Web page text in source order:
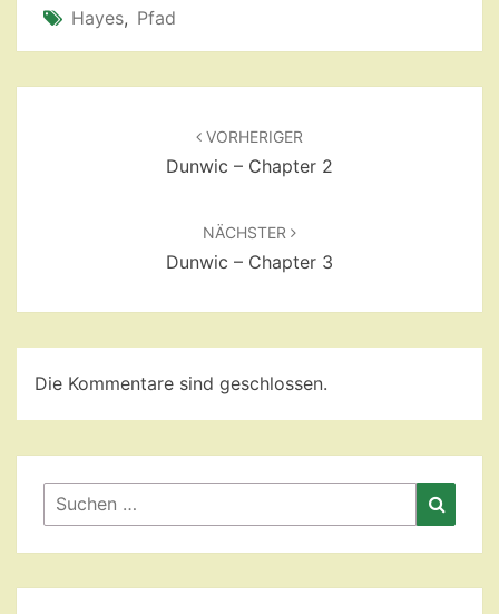
Hayes, Pfad
VORHERIGER
Dunwic – Chapter 2
NÄCHSTER
Dunwic – Chapter 3
Die Kommentare sind geschlossen.
Suchen
nach: